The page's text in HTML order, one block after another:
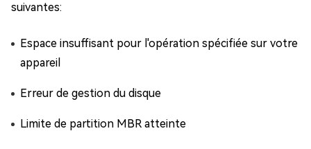
suivantes:
Espace insuffisant pour l'opération spécifiée sur votre
appareil
Erreur de gestion du disque
Limite de partition MBR atteinte